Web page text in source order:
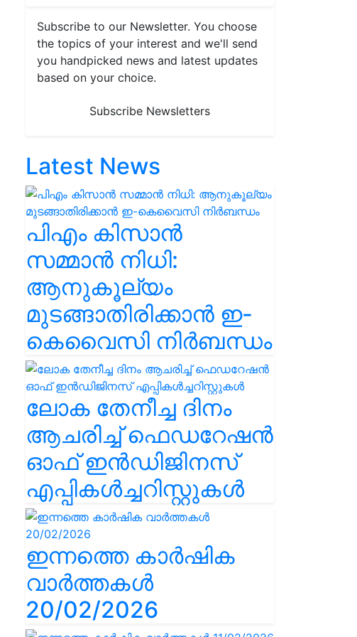
Subscribe to our Newsletter. You choose
the topics of your interest and we'll send
you handpicked news and latest updates
based on your choice.
Subscribe Newsletters
Latest News
പിഎം കിസാൻ
സമ്മാൻ നിധി:
ആനുകൂല്യം
മുടങ്ങാതിരിക്കാൻ ഇ-
കെവൈസി നിർബന്ധം
ലോക തേനീച്ച ദിനം
ആചരിച്ച് ഫെഡറേഷൻ
ഓഫ് ഇൻഡിജിനസ്
എപ്പികൾച്ചറിസ്റ്റുകൾ
ഇന്നത്തെ കാർഷിക
വാർത്തകൾ
20/02/2026